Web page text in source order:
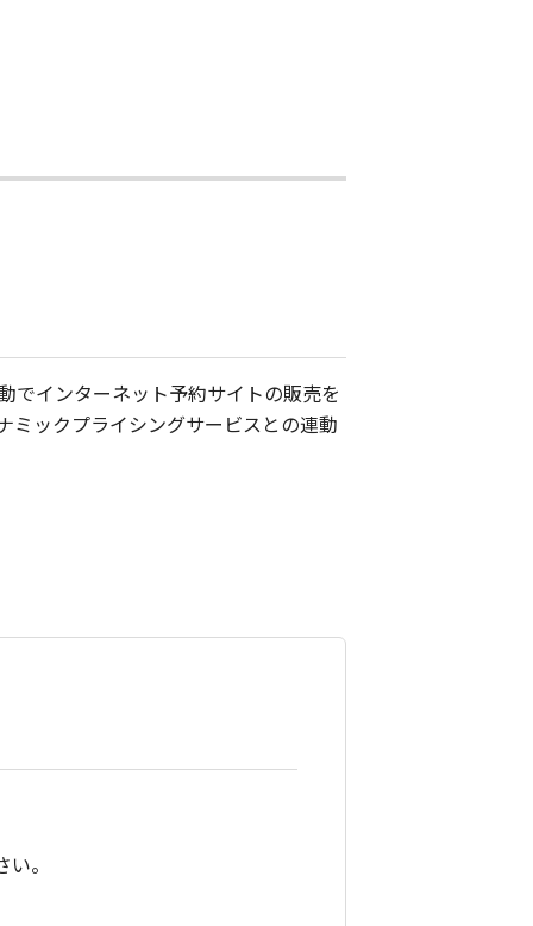
でインターネット予約サイトの販売を
ミックプライシングサービスとの連動
。